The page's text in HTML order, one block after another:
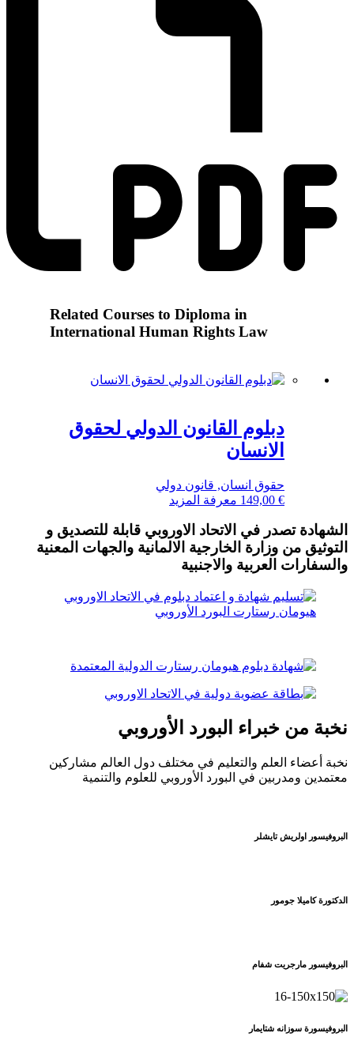
Related Courses to Diploma in
International Human Rights Law
دبلوم القانون الدولي لحقوق
الانسان
حقوق انسان, قانون دولي
€
معرفة المزيد
الشهادة تصدر في الاتحاد الاوروبي قابلة للتصديق و
التوثيق من وزارة الخارجية الالمانية والجهات المعنية
والسفارات العربية والاجنبية
نخبة من خبراء البورد الأوروبي
نخبة أعضاء العلم والتعليم في مختلف دول العالم مشاركين
معتمدين ومدربين في البورد الأوروبي للعلوم والتنمية
البروفيسور اولريش تايشلر
الدكتورة كاميلا جومور
البروفيسور مارجريت شفام
البروفيسورة سوزانه شتايمار